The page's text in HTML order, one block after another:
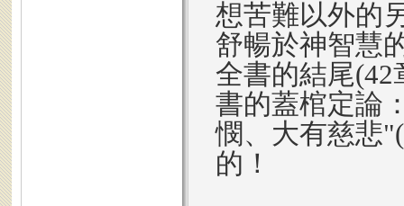
想苦難以外的
舒暢於神智慧
全書的結尾
書的蓋棺定論
憫、大有慈悲
的！